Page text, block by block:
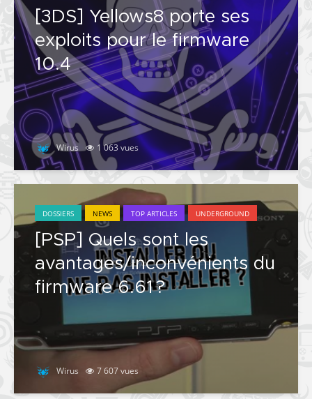
[3DS] Yellows8 porte ses
exploits pour le firmware
10.4
Wirus 1 063 vues
DOSSIERS NEWS TOP ARTICLES UNDERGROUND
[PSP] Quels sont les
avantages/inconvénients du
firmware 6.61 ?
Wirus 7 607 vues